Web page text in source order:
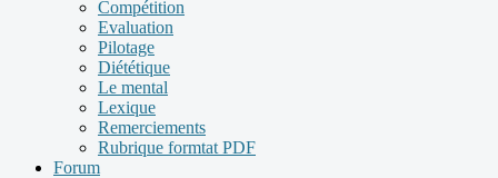
Compétition
Evaluation
Pilotage
Diététique
Le mental
Lexique
Remerciements
Rubrique formtat PDF
Forum